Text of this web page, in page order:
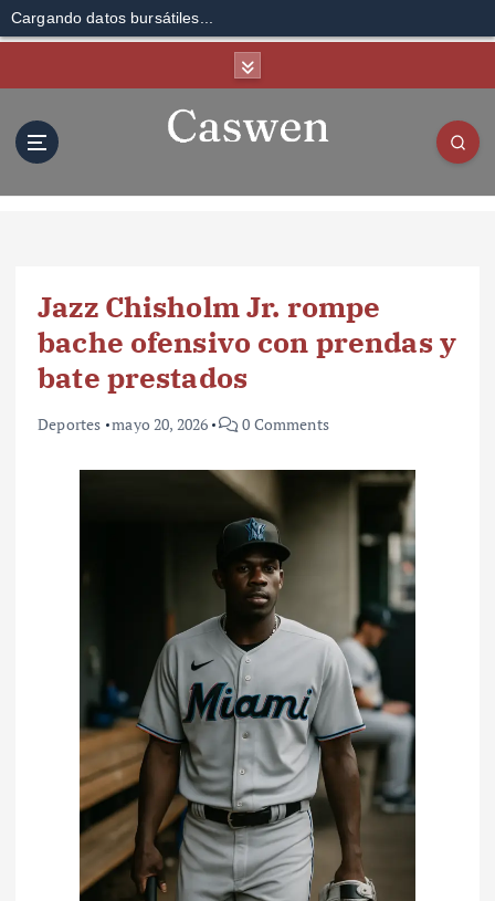
Cargando datos bursátiles...
Jazz Chisholm Jr. rompe
bache ofensivo con prendas y
bate prestados
Deportes mayo 20, 2026 0 Comments